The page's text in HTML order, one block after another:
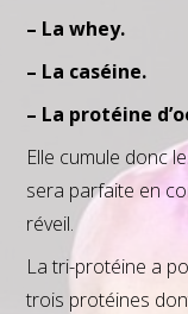
– La whey.
– La caséine.
– La protéine
Elle cumule donc
sera parfaite en
réveil.
La tri-protéine a
trois protéines